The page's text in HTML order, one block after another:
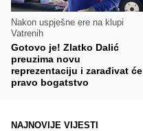
Nakon uspješne ere na klupi
Vatrenih
Gotovo je! Zlatko Dalić
preuzima novu
reprezentaciju i zarađivat će
pravo bogatstvo
NAJNOVIJE VIJESTI